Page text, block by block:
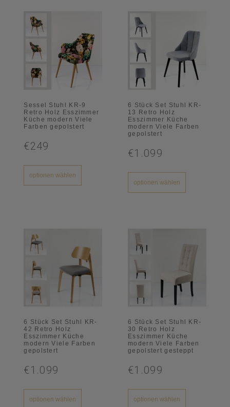
Sessel Stuhl KR-9
Retro Holz Esszimmer
Küche modern Viele
Farben gepolstert
€249
optionen wählen
6 Stück Set Stuhl KR-
13 Retro Holz
Esszimmer Küche
modern Viele Farben
gepolstert
€1.099
optionen wählen
6 Stück Set Stuhl KR-
42 Retro Holz
Esszimmer Küche
modern Viele Farben
gepolstert
€1.099
optionen wählen
6 Stück Set Stuhl KR-
30 Retro Holz
Esszimmer Küche
modern Viele Farben
gepolstert gesteppt
€1.099
optionen wählen